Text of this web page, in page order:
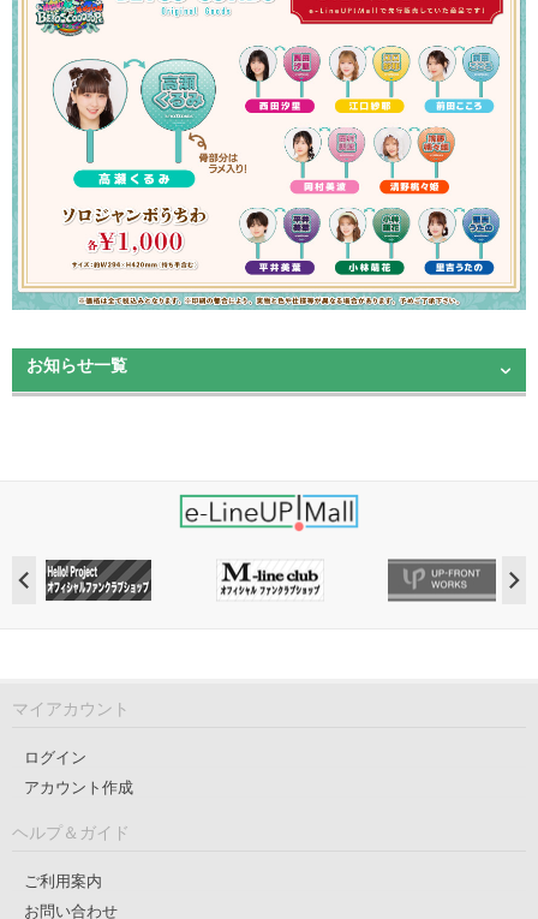
お知らせ一覧
マイアカウント
ログイン
アカウント作成
ヘルプ＆ガイド
ご利用案内
お問い合わせ